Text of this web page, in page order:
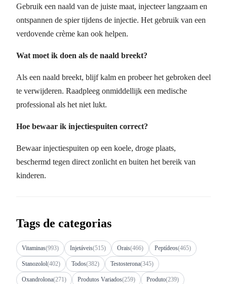
Gebruik een naald van de juiste maat, injecteer langzaam en
ontspannen de spier tijdens de injectie. Het gebruik van een
verdovende crème kan ook helpen.
Wat moet ik doen als de naald breekt?
Als een naald breekt, blijf kalm en probeer het gebroken deel
te verwijderen. Raadpleeg onmiddellijk een medische
professional als het niet lukt.
Hoe bewaar ik injectiespuiten correct?
Bewaar injectiespuiten op een koele, droge plaats,
beschermd tegen direct zonlicht en buiten het bereik van
kinderen.
Tags de categorias
Vitaminas(993) Injetáveis(515) Orais(466) Peptídeos(465)
Stanozolol(402) Todos(382) Testosterona(345)
Oxandrolona(271) Produtos Variados(259) Produto(239)